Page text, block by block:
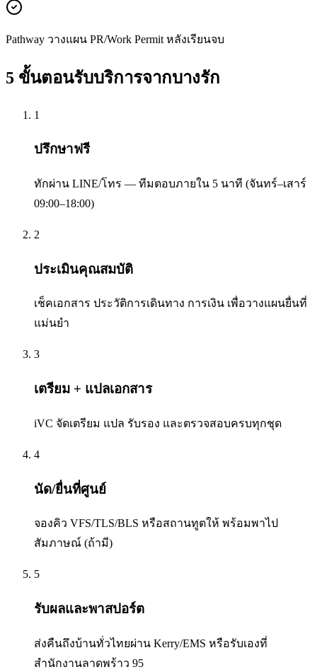
Pathway วางแผน PR/Work Permit หลังเรียนจบ
5 ขั้นตอนรับบริการจากบางรัก
1
ปรึกษาฟรี
ทักผ่าน LINE/โทร — ทีมตอบภายใน 5 นาที (จันทร์–เสาร์
09:00–18:00)
2
ประเมินคุณสมบัติ
เช็คเอกสาร ประวัติการเดินทาง การเงิน เพื่อวางแผนยื่นที่
แม่นยำ
3
เตรียม + แปลเอกสาร
iVC จัดเตรียม แปล รับรอง และตรวจสอบครบทุกชุด
4
นัด/ยื่นที่ศูนย์
จองคิว VFS/TLS/BLS หรือสถานทูตให้ พร้อมพาไป
สัมภาษณ์ (ถ้ามี)
5
รับผลและพาสปอร์ต
ส่งคืนถึงบ้านทั่วไทยผ่าน Kerry/EMS หรือรับเองที่
สำนักงานลาดพร้าว 95